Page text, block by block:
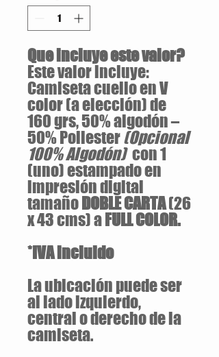
Que incluye este valor?
Este valor incluye:
Camiseta cuello en V
color (a elección) de
160 grs, 50% algodón –
50% Poliester(Opcional
100% Algodón)con 1
(uno) estampado en
impresión digital
tamaño DOBLE CARTA(26
x 43 cms) a FULL COLOR.
*IVA incluido
La ubicación puede ser
al lado izquierdo,
central o derecho de la
camiseta.